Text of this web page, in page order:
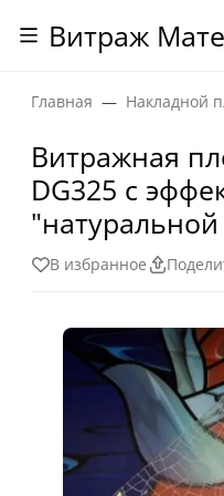
Витраж
Главная Накладной
Витражная
DG325 с
В избранное